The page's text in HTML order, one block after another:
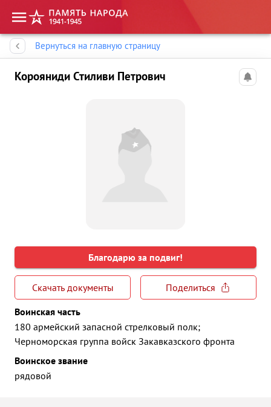
Вернуться на главную страницу
Корояниди Стиливи Петрович
Благодарю за подвиг!
Скачать документы
Поделиться
Воинская часть
180 армейский запасной стрелковый полк;
Черноморская группа войск Закавказского фронта
Воинское звание
рядовой
Память народа